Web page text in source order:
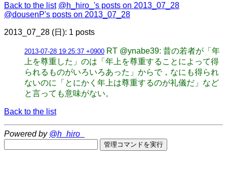
Back to the list @h_hiro_'s posts on 2013_07_28
@dousenP's posts on 2013_07_28
2013_07_28 (日): 1 posts
2013-07-28 19:25:37 +0900 RT @ynabe39: 昔の若者が「年
上を尊重した」のは「年上を尊重することによって得
られるものがいろいろあった」からで，なにも得られ
ないのに「とにかく年上は尊重するのが礼儀だ」など
と言っても意味がない。
Back to the list
Powered by @h_hiro_